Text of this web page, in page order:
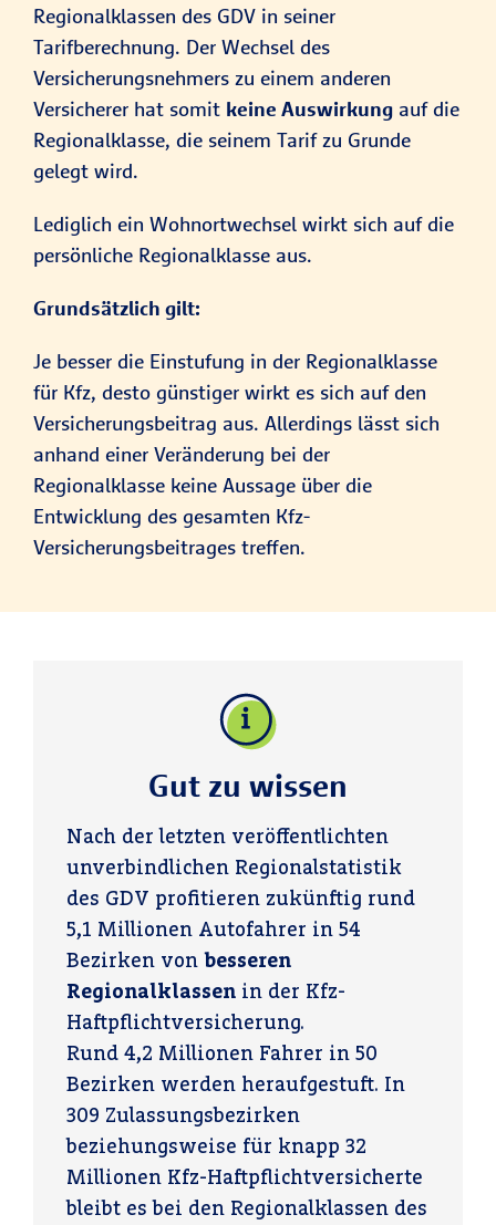
Regionalklassen des GDV in seiner
Tarifberechnung. Der Wechsel des
Versicherungsnehmers zu einem anderen
Versicherer hat somit keine Auswirkung auf die
Regionalklasse, die seinem Tarif zu Grunde
gelegt wird.
Lediglich ein Wohnortwechsel wirkt sich auf die
persönliche Regionalklasse aus.
Grundsätzlich gilt:
Je besser die Einstufung in der Regionalklasse
für Kfz, desto günstiger wirkt es sich auf den
Versicherungsbeitrag aus. Allerdings lässt sich
anhand einer Veränderung bei der
Regionalklasse keine Aussage über die
Entwicklung des gesamten Kfz-
Versicherungsbeitrages treffen.
Gut zu wissen
Nach der letzten veröffentlichten
unverbindlichen Regionalstatistik
des GDV profitieren zukünftig rund
5,1 Millionen Autofahrer in 54
Bezirken von besseren
Regionalklassen in der Kfz-
Haftpflichtversicherung.
Rund 4,2 Millionen Fahrer in 50
Bezirken werden heraufgestuft. In
309 Zulassungsbezirken
beziehungsweise für knapp 32
Millionen Kfz-Haftpflichtversicherte
bleibt es bei den Regionalklassen des